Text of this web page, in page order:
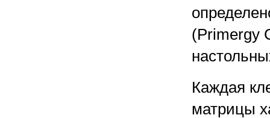
(Primergy
Каждая
матрицы